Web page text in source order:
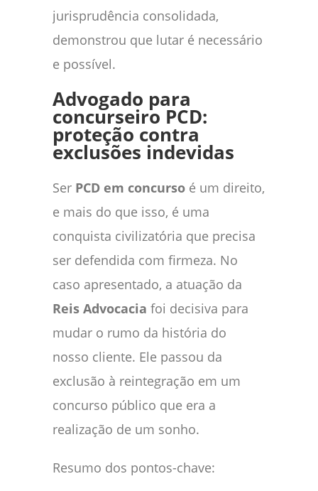
jurisprudência consolidada,
demonstrou que lutar é necessário
e possível.
Advogado para
concurseiro PCD:
proteção contra
exclusões indevidas
Ser PCD em concurso é um direito,
e mais do que isso, é uma
conquista civilizatória que precisa
ser defendida com firmeza. No
caso apresentado, a atuação da
Reis Advocacia foi decisiva para
mudar o rumo da história do
nosso cliente. Ele passou da
exclusão à reintegração em um
concurso público que era a
realização de um sonho.
Resumo dos pontos-chave: